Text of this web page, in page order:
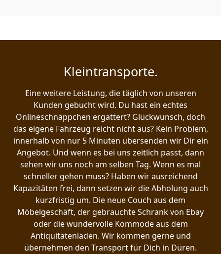
Kleintransporte.
Eine weitere Leistung, die täglich von unseren
Kunden gebucht wird. Du hast ein echtes
Onlineschnäppchen ergattert? Glückwunsch, doch
das eigene Fahrzeug reicht nicht aus? Kein Problem,
innerhalb von nur 5 Minuten übersenden wir Dir ein
Angebot. Und wenn es bei uns zeitlich passt, dann
sehen wir uns noch am selben Tag. Wenn es mal
schneller gehen muss? Haben wir ausreichend
Kapazitäten frei, dann setzen wir die Abholung auch
kurzfristig um. Die neue Couch aus dem
Möbelgeschäft, der gebrauchte Schrank von Ebay
oder die wundervolle Kommode aus dem
Antiquitätenladen. Wir kommen gerne und
übernehmen den Transport für Dich in Düren.